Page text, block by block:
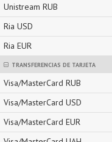
Unistream RUB
Ria USD
Ria EUR
TRANSFERENCIAS DE TARJETA
Visa/MasterCard RUB
Visa/MasterCard USD
Visa/MasterCard EUR